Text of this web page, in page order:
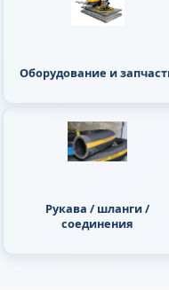
Оборудование и
Рукава / шланги /
соединения